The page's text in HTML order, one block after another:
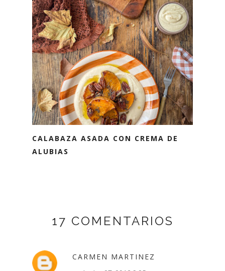
CALABAZA ASADA CON CREMA DE
ALUBIAS
17 COMENTARIOS
CARMEN MARTINEZ